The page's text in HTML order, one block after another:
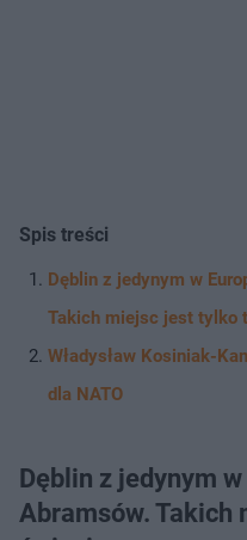
Spis treści
Dęblin z jedynym w
Takich miejsc jest tylko
Władysław Kosiniak-
dla NATO
Dęblin z jedynym
Abramsów. Takich